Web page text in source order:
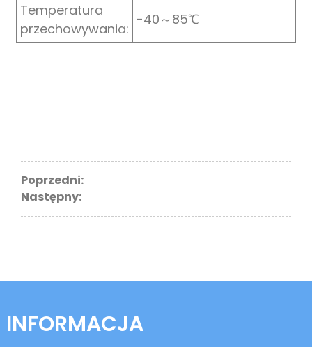
Temperatura
przechowywania:
-40～85℃
Poprzedni:
Następny:
INFORMACJA